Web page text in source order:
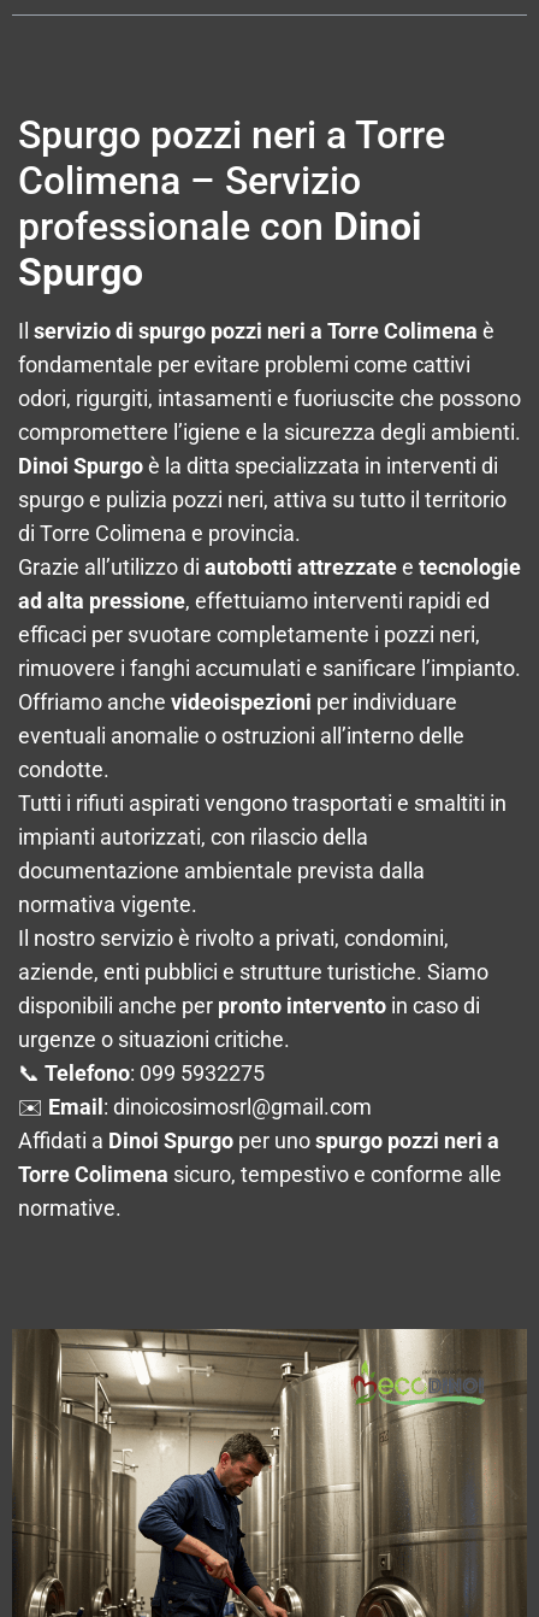
Spurgo pozzi neri a Torre
Colimena – Servizio
professionale con Dinoi
Spurgo
Il servizio di spurgo pozzi neri a Torre Colimena è
fondamentale per evitare problemi come cattivi
odori, rigurgiti, intasamenti e fuoriuscite che possono
compromettere l’igiene e la sicurezza degli ambienti.
Dinoi Spurgoè la ditta specializzata in interventi di
spurgo e pulizia pozzi neri, attiva su tutto il territorio
di Torre Colimena e provincia.
Grazie all’utilizzo di autobotti attrezzatee tecnologie
ad alta pressione, effettuiamo interventi rapidi ed
efficaci per svuotare completamente i pozzi neri,
rimuovere i fanghi accumulati e sanificare l’impianto.
Offriamo anche videoispezioni per individuare
eventuali anomalie o ostruzioni all’interno delle
condotte.
Tutti i rifiuti aspirati vengono trasportati e smaltiti in
impianti autorizzati, con rilascio della
documentazione ambientale prevista dalla
normativa vigente.
Il nostro servizio è rivolto a privati, condomini,
aziende, enti pubblici e strutture turistiche. Siamo
disponibili anche per pronto intervento in caso di
urgenze o situazioni critiche.
📞 Telefono: 099 5932275
✉️ Email : dinoicosimosrl@gmail.com
Affidati a Dinoi Spurgo per unospurgo pozzi neri a
Torre Colimena sicuro, tempestivo e conforme alle
normative.